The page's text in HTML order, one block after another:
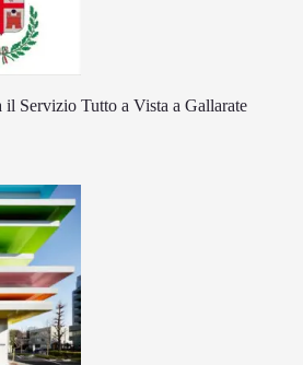
il Servizio Tutto a Vista a Gallarate